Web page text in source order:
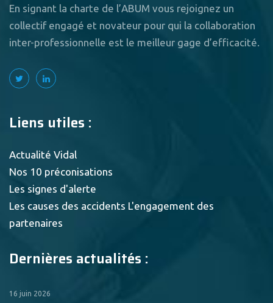
En signant la charte de l’ABUM vous rejoignez un
collectif engagé et novateur pour qui la collaboration
inter-professionnelle est le meilleur gage d’efficacité.
Liens utiles :
Actualité Vidal
Nos 10 préconisations
Les signes d'alerte
Les causes des accidents L'engagement des
partenaires
Dernières actualités :
16 juin 2026